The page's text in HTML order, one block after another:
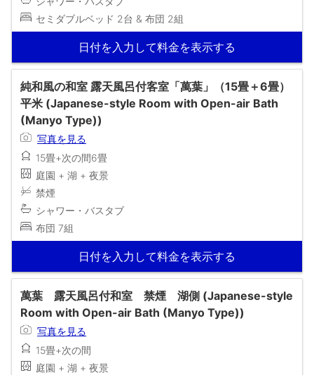
セミダブルベッド 2台 & 布団 2組
日付を入力して料金を表示する
純和風の和室 露天風呂付客室「萬葉」（15畳＋6畳）
平米 (Japanese-style Room with Open-air Bath
(Manyo Type))
写真を見る
15畳+次の間6畳
庭園 + 湖 + 夜景
禁煙
シャワー・バスタブ
布団 7組
日付を入力して料金を表示する
萬葉 露天風呂付和室 禁煙 湖側 (Japanese-style
Room with Open-air Bath (Manyo Type))
写真を見る
15畳+次の間
庭園 + 湖 + 夜景